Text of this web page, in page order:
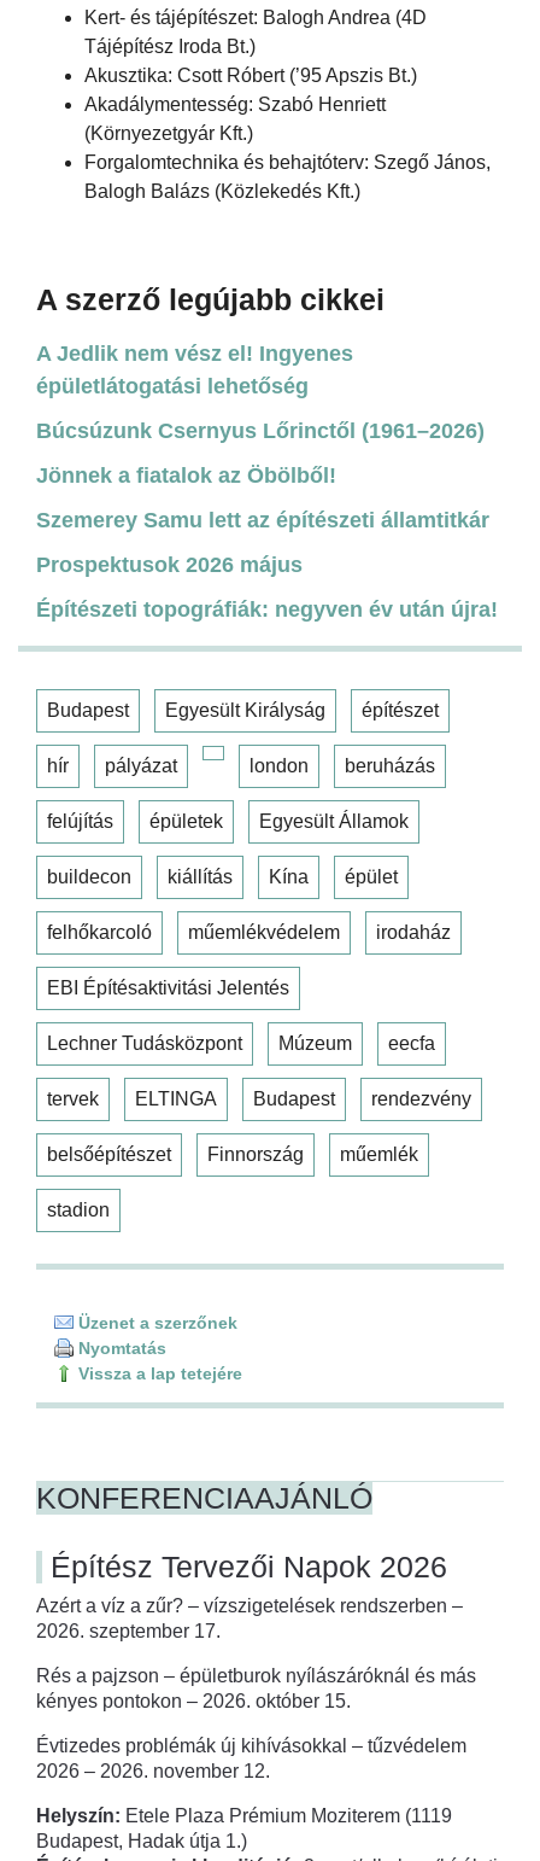
Kert- és tájépítészet: Balogh Andrea (4D
Tájépítész Iroda Bt.)
Akusztika: Csott Róbert (’95 Apszis Bt.)
Akadálymentesség: Szabó Henriett
(Környezetgyár Kft.)
Forgalomtechnika és behajtóterv: Szegő János,
Balogh Balázs (Közlekedés Kft.)
A szerző legújabb cikkei
A Jedlik nem vész el! Ingyenes
épületlátogatási lehetőség
Búcsúzunk Csernyus Lőrinctől (1961–2026)
Jönnek a fiatalok az Öbölből!
Szemerey Samu lett az építészeti államtitkár
Prospektusok 2026 május
Építészeti topográfiák: negyven év után újra!
Budapest Egyesült Királyság építészet
hír pályázat london beruházás
felújítás épületek Egyesült Államok
buildecon kiállítás Kína épület
felhőkarcoló műemlékvédelem irodaház
EBI Építésaktivitási Jelentés
Lechner Tudásközpont Múzeum eecfa
tervek ELTINGA Budapest rendezvény
belsőépítészet Finnország műemlék
stadion
Üzenet a szerzőnek
Nyomtatás
Vissza a lap tetejére
KONFERENCIAAJÁNLÓ
Építész Tervezői Napok 2026
Azért a víz a zűr? – vízszigetelések rendszerben –
2026. szeptember 17.
Rés a pajzson – épületburok nyílászáróknál és más
kényes pontokon – 2026. október 15.
Évtizedes problémák új kihívásokkal – tűzvédelem
2026 – 2026. november 12.
Helyszín: Etele Plaza Prémium Moziterem (1119
Budapest, Hadak útja 1.)